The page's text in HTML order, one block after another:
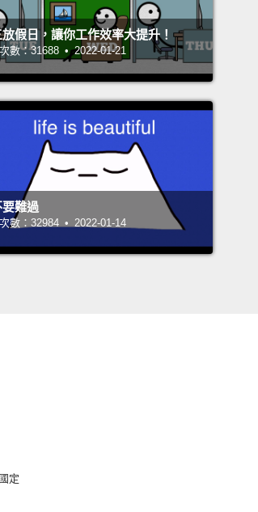
假日，讓你工作效率大提升！
數：31688 • 2022-01-21
難過
數：32984 • 2022-01-14
定